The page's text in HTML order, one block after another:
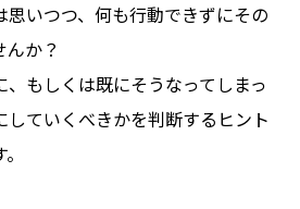
思いつつ、何も行動できずにその
か？
、もしくは既にそうなってしまっ
していくべきかを判断するヒント